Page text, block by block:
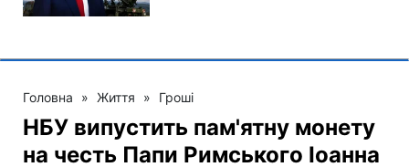
Головна » Життя » Гроші
НБУ випустить пам'ятну монету
на честь Папи Римського Іоанна